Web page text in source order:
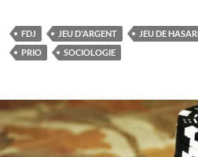
FDJ JEU D'ARGENT JEU DE
PRIO
SOCIOLOGIE